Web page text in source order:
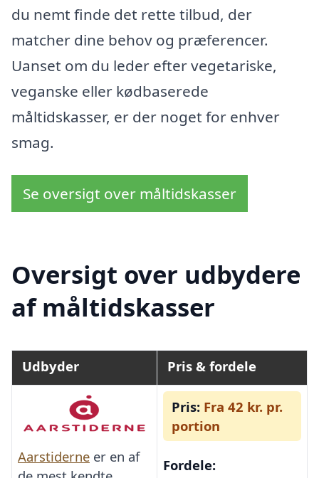
du nemt finde det rette tilbud, der
matcher dine behov og præferencer.
Uanset om du leder efter vegetariske,
veganske eller kødbaserede
måltidskasser, er der noget for enhver
smag.
Se oversigt over måltidskasser
Oversigt over udbydere
af måltidskasser
Udbyder Pris & fordele
Aarstiderne er en af
Pris: Fra 42 kr. pr.
portion
Fordele: